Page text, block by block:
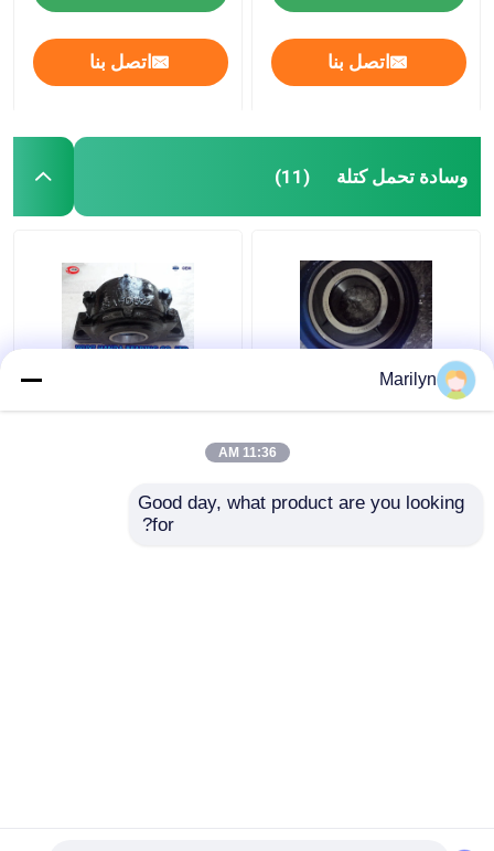
اتصل بنا اتصل بنا
وسادة تحمل كتلة (11)
كتلة وسادة شفة تحمل
افضل سعر
وسادة وحدة أسطواني
نوع تتحمل
افضل سعر
Marilyn
11:36 AM
Good day, what product are you looking
for?